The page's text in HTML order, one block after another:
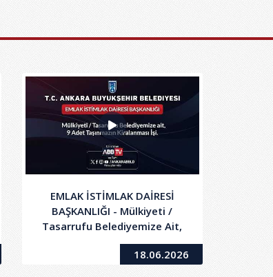
EMLAK İSTİMLAK DAİRESİ
BAŞKANLIĞI - Mülkiyeti /
Tasarrufu Belediyemize Ait,
9 Adet Taşınmazın
Kiralanması İşi18.06.2026